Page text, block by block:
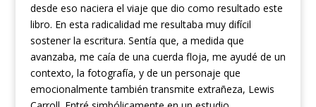
desde eso naciera el viaje que dio como resultado este
libro. En esta radicalidad me resultaba muy difícil
sostener la escritura. Sentía que, a medida que
avanzaba, me caía de una cuerda floja, me ayudé de un
contexto, la fotografía, y de un personaje que
emocionalmente también transmite extrañeza, Lewis